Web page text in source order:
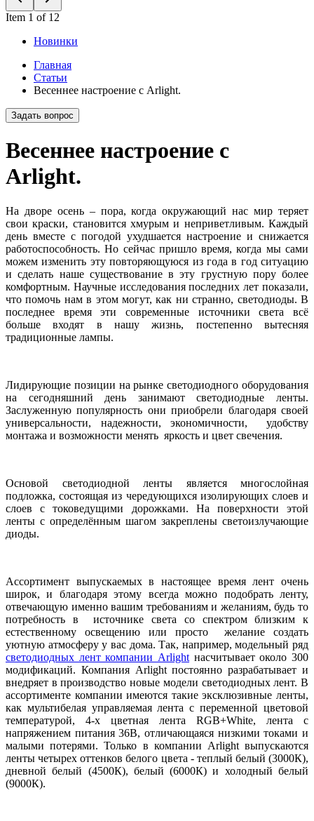
Item 1 of 12
Новинки
Главная
Статьи
Весеннее настроение с Arlight.
Задать вопрос
Весеннее настроение с
Arlight.
На дворе осень – пора, когда окружающий нас мир теряет
свои краски, становится хмурым и неприветливым. Каждый
день вместе с погодой ухудшается настроение и снижается
работоспособность. Но сейчас пришло время, когда мы сами
можем изменить эту повторяющуюся из года в год ситуацию
и сделать наше существование в эту грустную пору более
комфортным. Научные исследования последних лет показали,
что помочь нам в этом могут, как ни странно, светодиоды. В
последнее время эти современные источники света всё
больше входят в нашу жизнь, постепенно вытесняя
традиционные лампы.
Лидирующие позиции на рынке светодиодного оборудования
на сегодняшний день занимают светодиодные ленты.
Заслуженную популярность они приобрели благодаря своей
универсальности, надежности, экономичности, удобству
монтажа и возможности менять яркость и цвет свечения.
Основой светодиодной ленты является многослойная
подложка, состоящая из чередующихся изолирующих слоев и
слоев с токоведущими дорожками. На поверхности этой
ленты с определённым шагом закреплены светоизлучающие
диоды.
Ассортимент выпускаемых в настоящее время лент очень
широк, и благодаря этому всегда можно подобрать ленту,
отвечающую именно вашим требованиям и желаниям, будь то
потребность в источнике света со спектром близким к
естественному освещению или просто желание создать
уютную атмосферу у вас дома. Так, например, модельный ряд
светодиодных лент компании Arlight насчитывает около 300
модификаций. Компания Arlight постоянно разрабатывает и
внедряет в производство новые модели светодиодных лент. В
ассортименте компании имеются такие эксклюзивные ленты,
как мультибелая управляемая лента с переменной цветовой
температурой, 4-х цветная лента RGB+White, лента с
напряжением питания 36В, отличающаяся низкими токами и
малыми потерями. Только в компании Arlight выпускаются
ленты четырех оттенков белого цвета - теплый белый (3000К),
дневной белый (4500К), белый (6000К) и холодный белый
(9000К).